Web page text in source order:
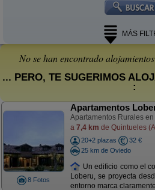
MÁS
No se han encontrado
... PERO, TE SUGERIMOS
:
8 Fotos
Apartamentos
Apartamentos Rurales en
a 7,4 km de Quintueles
20+2 plazas
32 €
25 km de Oviedo
Un edificio como el
Loberu, se proyecta
entorno marca